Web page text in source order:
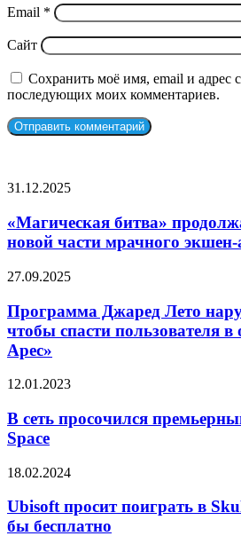
Email *
Сайт
Сохранить моё имя, email и адрес
последующих моих комментариев.
«Магическая
продолжается:
трейлер
новой
мрачного
аниме
31.12.2025
«Магическая битва»
новой части мрачного
Программа
Лето
нарушает
все
правила,
спасти
в
отрывке
«Трона:
Арес»
27.09.2025
Программа Джаред Лето
чтобы спасти пользователя
Арес»
В
просочился
премьерный
трейлер
Space
12.01.2023
В сеть просочился
Space
Ubisoft
поиграть
в
Skull
18.02.2024
Ubisoft просит поиграть в
бы бесплатно